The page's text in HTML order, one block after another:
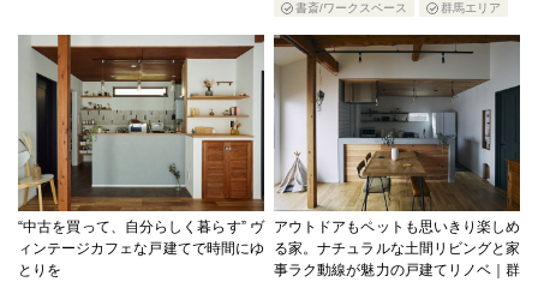
書斎/ワークスペース
群馬エリア
“中古を買って、自分らしく暮らす” ヴ
ィンテージカフェな戸建てで時間にゆ
とりを
アウトドアもペットも思いきり楽しめ
る家。ナチュラルな土間リビングと家
事ラク動線が魅力の戸建てリノベ｜群